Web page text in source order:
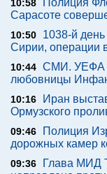
10:58
Полиция
Сарасоте
10:50
1038-й
Сирии, операции
10:44 СМИ. УЕФА
любовницы
10:16
Иран
Ормузского
09:46
Полиция
дорожных камер
09:36
Глава МИД